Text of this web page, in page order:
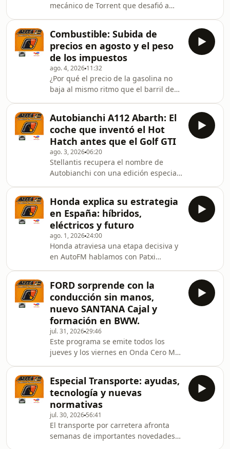
mecánico de Torrent que desafió a
empieza en un despacho climatizado
con vistas al Circuit de Cataluña;
empieza a los 13 años en un humilde
taller de Torrent (Valencia). En una
familia donde no había recursos para
estudios superiores, Domingo tuvo
que empezar desde lo más bajo:
barriendo el suelo, reco
Combustible: Subida de
precios en agosto y el peso
de los impuestos
ago. 4, 2026 11:32
¿Por qué el precio de la gasolina no
baja al mismo ritmo que el barril de
que condicionan el coste final en el
surtidor. Repasamos la situación
actual de las pymes del sector, la
transparencia en la fijación de precios
y cómo las grandes compañías
repercuten los costes en el usuario
final. Todo ello con el análisis habitual
Autobianchi A112 Abarth: El
coche que inventó el Hot
Hatch antes que el Golf GTI
ago. 3, 202606:20
Stellantis recupera el nombre de
Autobianchi con una edición especial
mucho más fascinante. ¿Fue
realmente el Volkswagen Golf GTI el
primer hot hatch de la historia? En
este episodio analizamos cómo el
Autobianchi A112 Abarth de 1971 se
anticipó cinco años a la receta del
compacto deportivo: menos de 700
kg, motor afinado por
Honda explica su estrategia
en España: híbridos,
eléctricos y futuro
ago. 1, 202624:00
Honda atraviesa una etapa decisiva y
en AutoFM hablamos con Patxi
cómo afronta la marca los grandes
retos de la industria. Analizamos la
evolución del mercado español, los
resultados de Honda, la estrategia
comercial para los próximos años y el
papel que jugarán la electrificación, la
tecnología híbrida y los nuevos
lanzamientos dentro de
FORD sorprende con la
conducción sin manos,
nuevo SANTANA Cajal y
formación en BWW.
jul. 31, 202629:46
Este programa se emite todos los
jueves y los viernes en Onda Cero MS
Klasse, una plataforma que promete
cambiar por completo el coche
eléctrico gracias a sus baterías de
sexta generación, arquitectura de 800
voltios, hasta 805 kilómetros de
autonomía, carga ultrarrápida y una
Especial Transporte: ayudas,
tecnología y nuevas
normativas
jul. 30, 2026 56:41
El transporte por carretera afronta
semanas de importantes novedades.